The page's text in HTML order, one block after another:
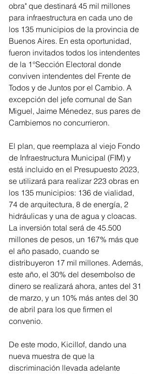
obra" que destinará 45 mil millones
para infraestructura en cada uno de
los 135 municipios de la provincia de
Buenos Aires. En esta oportunidad,
fueron invitados todos los intendentes
de la 1°Sección Electoral donde
conviven intendentes del Frente de
Todos y de Juntos por el Cambio. A
excepción del jefe comunal de San
Miguel, Jaime Ménedez, sus pares de
Cambiemos no concurrieron.
El plan, que reemplaza al viejo Fondo
de Infraestructura Municipal (FIM) y
está incluido en el Presupuesto 2023,
se utilizará para realizar 223 obras en
los 135 municipios: 136 de vialidad,
74 de arquitectura, 8 de energía, 2
hidráulicas y una de agua y cloacas.
La inversión total será de 45.500
millones de pesos, un 167% más que
el año pasado, cuando se
distribuyeron 17 mil millones. Además,
este año, el 30% del desembolso de
dinero se realizará ahora, antes del 31
de marzo, y un 10% más antes del 30
de abril para los que firmen el
convenio.
De este modo, Kicillof, dando una
nueva muestra de que la
discriminación llevada adelante